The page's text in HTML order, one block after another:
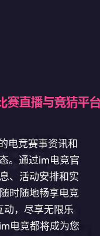
电竞赛事资讯和
。通过im电竞官
、活动安排和实
时随地畅享电竞
动，尽享无限乐
电竞都将成为您